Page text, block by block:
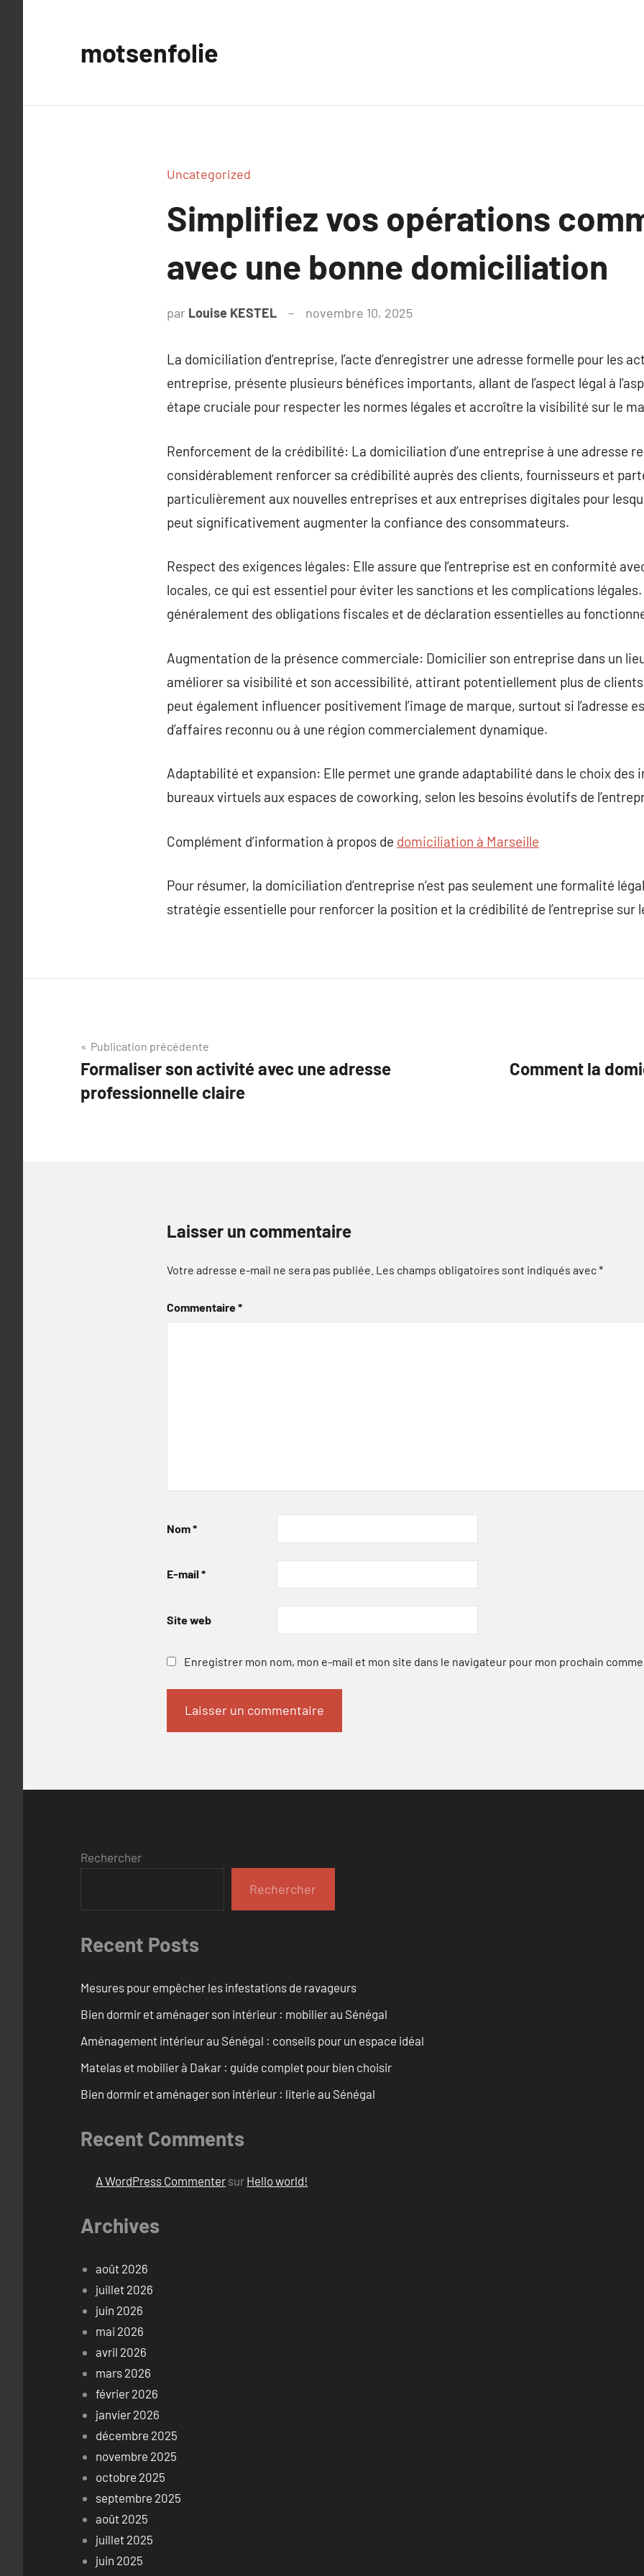
motsenfolie
Uncategorized
Simplifiez vos opérations
avec une bonne domiciliation
par Louise KESTEL novembre 10, 2025
La domiciliation d’entreprise, l’acte d’enregistrer une adresse formelle pour les
entreprise, présente plusieurs bénéfices importants, allant de l’aspect légal à
étape cruciale pour respecter les normes légales et accroître la visibilité sur le
Renforcement de la crédibilité: La domiciliation d’une entreprise à une adresse
considérablement renforcer sa crédibilité auprès des clients, fournisseurs et
particulièrement aux nouvelles entreprises et aux entreprises digitales pour
peut significativement augmenter la confiance des consommateurs.
Respect des exigences légales: Elle assure que l’entreprise est en conformité
locales, ce qui est essentiel pour éviter les sanctions et les complications légales.
généralement des obligations fiscales et de déclaration essentielles au
Augmentation de la présence commerciale: Domicilier son entreprise dans un
améliorer sa visibilité et son accessibilité, attirant potentiellement plus de
peut également influencer positivement l’image de marque, surtout si l’adresse
d’affaires reconnu ou à une région commercialement dynamique.
Adaptabilité et expansion: Elle permet une grande adaptabilité dans le choix des
bureaux virtuels aux espaces de coworking, selon les besoins évolutifs de
Complément d’information à propos de domiciliation à Marseille
Pour résumer, la domiciliation d’entreprise n’est pas seulement une formalité
stratégie essentielle pour renforcer la position et la crédibilité de l’entreprise sur
Navigation
de
l’article
Publication précédente
Formaliser son activité avec une adresse
professionnelle claire
Comment la
Laisser un commentaire
Votre adresse e-mail ne sera pas publiée. Les champs obligatoires sont indiqués avec*
Commentaire*
Nom*
E-mail *
Site web
Enregistrer mon nom, mon e-mail et mon site dans le navigateur pour mon prochain
Rechercher
Rechercher
Recent Posts
Mesures pour empêcher les infestations de ravageurs
Bien dormir et aménager son intérieur : mobilier au Sénégal
Aménagement intérieur au Sénégal : conseils pour un espace idéal
Matelas et mobilier à Dakar : guide complet pour bien choisir
Bien dormir et aménager son intérieur : literie au Sénégal
Recent Comments
A WordPress Commenter sur Hello world!
Archives
août 2026
juillet 2026
juin 2026
mai 2026
avril 2026
mars 2026
février 2026
janvier 2026
décembre 2025
novembre 2025
octobre 2025
septembre 2025
août 2025
juillet 2025
juin 2025